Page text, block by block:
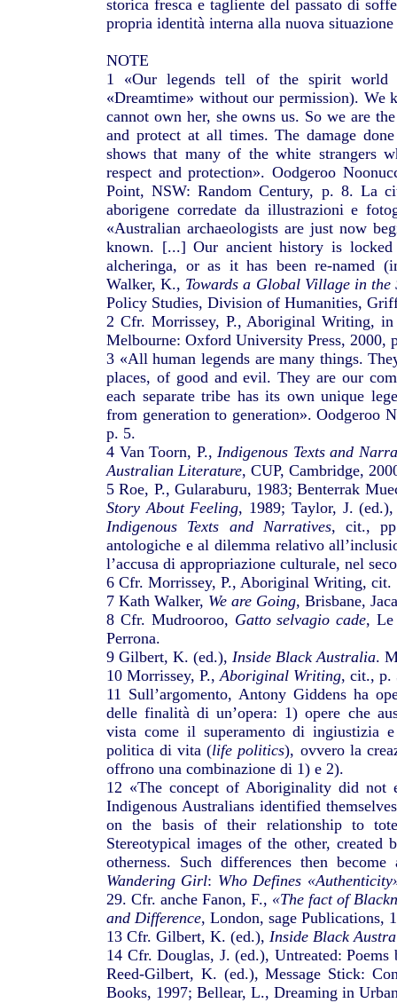
storica fresca e tagliente del passato di
propria identità interna alla nuova
NOTE
1 «Our legends tell of the spirit world
«Dreamtime» without our permission). We
cannot own her, she owns us. So we are
and protect at all times. The damage
shows that many of the white strangers
respect and protection». Oodgeroo
Point, NSW: Random Century, p. 8. La
aborigene corredate da illustrazioni e
«Australian archaeologists are just now
known. [...] Our ancient history is
alcheringa, or as it has been re-named
Walker, K., Towards a Global Village in the
Policy Studies, Division of Humanities,
2 Cfr. Morrissey, P., Aboriginal Writing,
Melbourne: Oxford University Press, 2000,
3 «All human legends are many things.
places, of good and evil. They are our
each separate tribe has its own unique
from generation to generation». Oodgeroo
p. 5.
4 Van Toorn, P.,Indigenous Texts and
Australian Literature, CUP, Cambridge,
5 Roe, P., Gularaburu, 1983; Benterrak
Story About Feeling, 1989; Taylor, J.
Indigenous Texts and Narratives, cit.,
antologiche e al dilemma relativo
l’accusa di appropriazione culturale, nel
6 Cfr. Morrissey, P., Aboriginal Writing, cit.
7 Kath Walker, We are Going, Brisbane,
8 Cfr. Mudrooroo, Gatto selvagio cade, Le
Perrona.
9 Gilbert, K. (ed.), Inside Black Australia.
10 Morrissey, P.,Aboriginal Writing, cit., p.
11 Sull’argomento, Antony Giddens ha
delle finalità di un’opera: 1) opere che
vista come il superamento di ingiustizia
politica di vita (life politics), ovvero la
offrono una combinazione di 1) e 2).
12 «The concept of Aboriginality did not
Indigenous Australians identified
on the basis of their relationship to
Stereotypical images of the other, created
otherness. Such differences then
Wandering Girl: Who Defines
29. Cfr. anche Fanon, F., «The fact of
and Difference, London, sage Publications,
13 Cfr. Gilbert, K. (ed.), Inside Black
14 Cfr. Douglas, J. (ed.), Untreated:
Reed-Gilbert, K. (ed.), Message Stick:
Books, 1997; Bellear, L., Dreaming in